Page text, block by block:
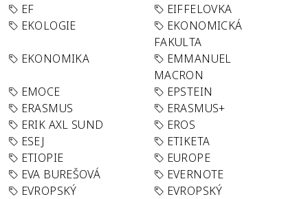
EF
EIFFELOVKA
EKOLOGIE
EKONOMICKÁ
FAKULTA
EKONOMIKA
EMMANUEL
MACRON
EMOCE
EPSTEIN
ERASMUS
ERASMUS+
ERIK AXL SUND
EROS
ESEJ
ETIKETA
ETIOPIE
EUROPE
EVA BUREŠOVÁ
EVERNOTE
EVROPSKÝ
EVROPSKÝ